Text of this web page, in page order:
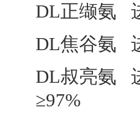
DL正缬氨
DL焦谷氨
DL叔亮氨
≥97%